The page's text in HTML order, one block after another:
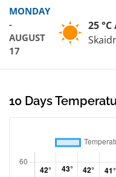
MONDAY
-
AUGUST
17
25 °C
10 Days